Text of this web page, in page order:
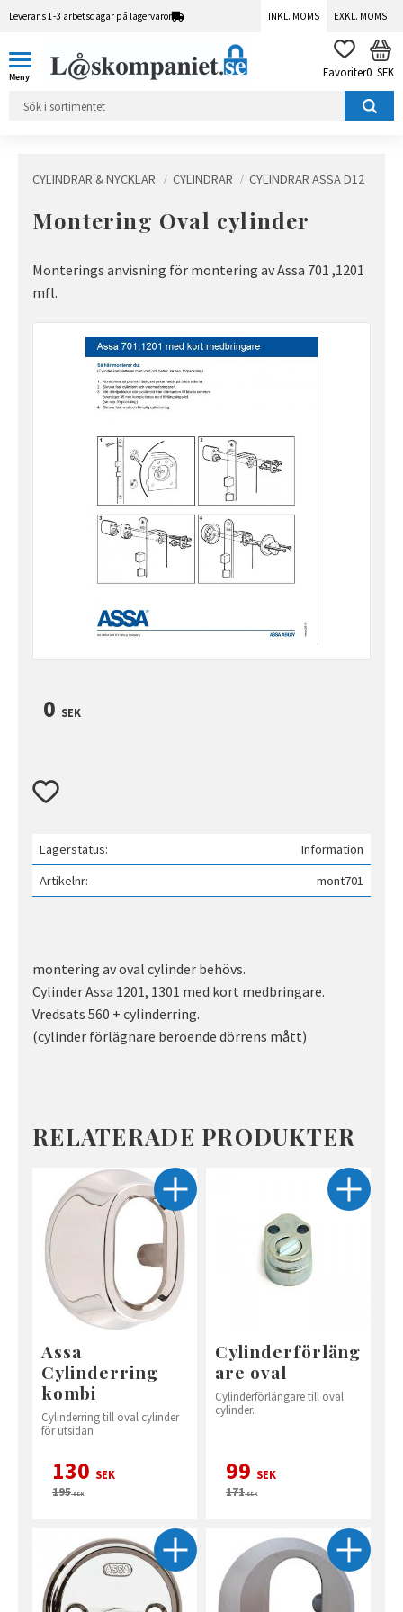
Leverans 1-3 arbetsdagar på lagervaror INKL. MOMS EXKL. MOMS
FAVORITER
0 SEK
CYLINDRAR & NYCKLAR CYLINDRAR CYLINDRAR ASSA D12
Montering Oval cylinder
Monterings anvisning för montering av Assa 701 ,1201
mfl.
0 SEK
Lägg till i favoriter
Lagerstatus
Information
Artikelnr
mont701
montering av oval cylinder behövs.
Cylinder Assa 1201, 1301 med kort medbringare.
Vredsats 560 + cylinderring.
(cylinder förlägnare beroende dörrens mått)
RELATERADE PRODUKTER
Assa
Cylinderring
kombi
Cylinderring till oval cylinder
för utsidan
130 SEK
195SEK
Cylinderförläng
are oval
Cylinderförlängare till oval
cylinder.
99 SEK
171SEK